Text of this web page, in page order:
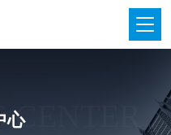
CENTER
心